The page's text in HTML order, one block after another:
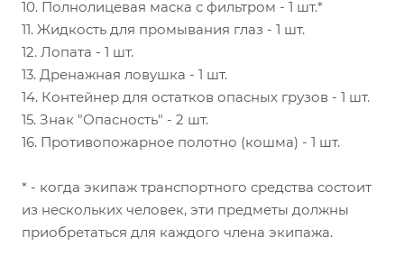
10. Полнолицевая маска с фильтром - 1 шт.*
11. Жидкость для промывания глаз - 1 шт.
12. Лопата - 1 шт.
13. Дренажная ловушка - 1 шт.
14. Контейнер для остатков опасных грузов - 1 шт.
15. Знак "Опасность" - 2 шт.
16. Противопожарное полотно (кошма) - 1 шт.
* - когда экипаж транспортного средства состоит
из нескольких человек, эти предметы должны
приобретаться для каждого члена экипажа.